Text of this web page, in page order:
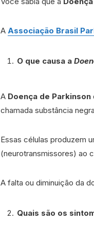
A Associação Brasil
O que causa a
A Doença de Parkinson
chamada substância
Essas células produzem
(neurotransmissores) ao
A falta ou diminuição da
Quais são os